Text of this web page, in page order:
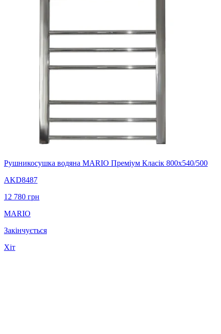
Рушникосушка водяна MARIO Преміум Класік 800х540/500
AKD8487
12 780 грн
MARIO
Закінчується
Хіт